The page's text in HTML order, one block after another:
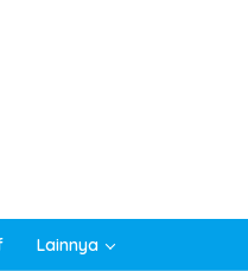
Lainnya